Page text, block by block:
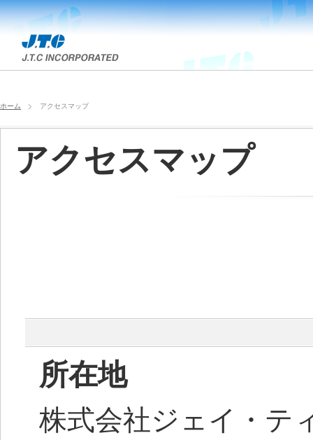
ホーム アクセスマップ
アクセスマップ
所在地
株式会社ジェイ・テ